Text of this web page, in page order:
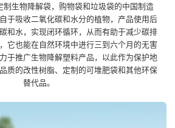
生物降解袋，购物袋和垃圾袋的中国制造
于吸收二氧化碳和水分的植物，产品使用后
和水，实现闭环循环，从而有助于减少碳排
它也能在自然环境中进行三到六个月的无害
于推广生物降解塑料产品，以此作为保护地
质的改性树脂、定制的可堆肥袋和其他环保
替代品。